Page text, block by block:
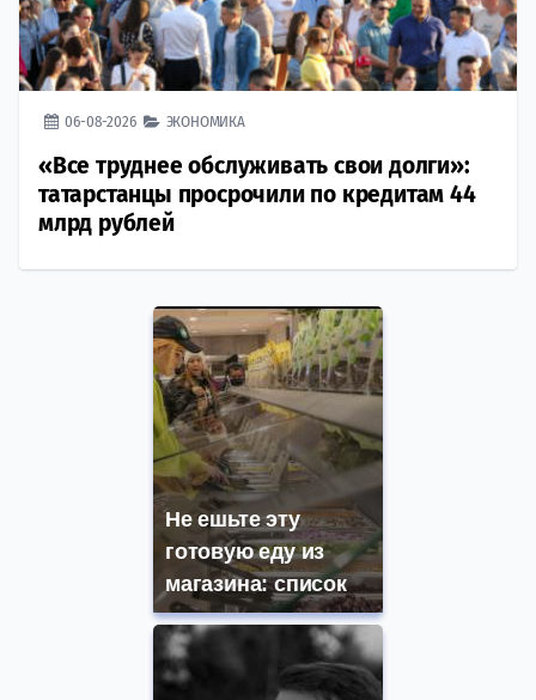
06-08-2026 ЭКОНОМИКА
«Все труднее обслуживать свои долги»:
татарстанцы просрочили по кредитам 44
млрд рублей
Не ешьте эту
готовую еду из
магазина: список